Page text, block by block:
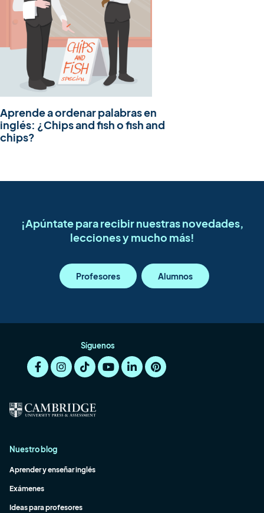
Aprende a ordenar palabras en
inglés: ¿Chips and fish o fish and
chips?
¡Apúntate para recibir nuestras novedades,
lecciones y mucho más!
Profesores Alumnos
Síguenos
Nuestro blog
Aprender y enseñar inglés
Exámenes
Ideas para profesores